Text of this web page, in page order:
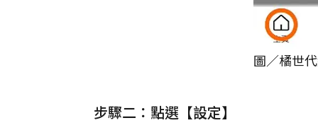
圖／橘世
步驟二：點選【設定】